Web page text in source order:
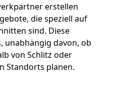
erstellen
die speziell auf
sind. Diese
unabhängig davon, ob
von Schlitz oder
Standorts planen.